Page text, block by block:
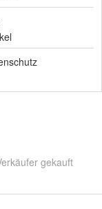
gekauft